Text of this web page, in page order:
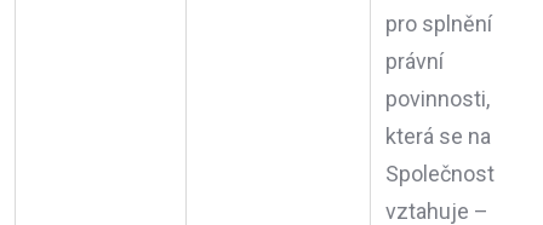
pro splnění
právní
povinnosti,
která se na
Společnost
vztahuje –